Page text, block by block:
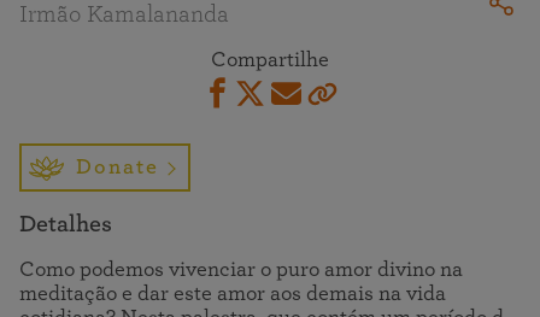
Irmão Kamalananda
Compartilhe
Donate
Detalhes
Como podemos vivenciar o puro amor divino na
meditação e dar este amor aos demais na vida